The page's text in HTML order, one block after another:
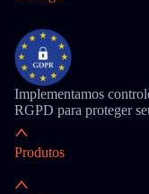
Implementamos
RGPD para proteger
Produtos